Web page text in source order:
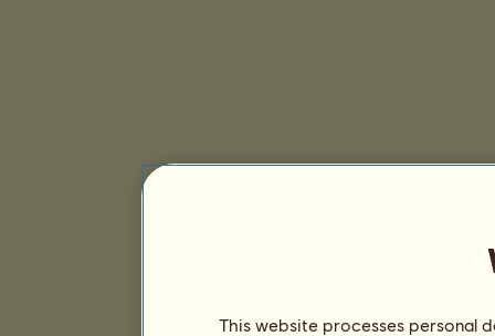
This website processes personal